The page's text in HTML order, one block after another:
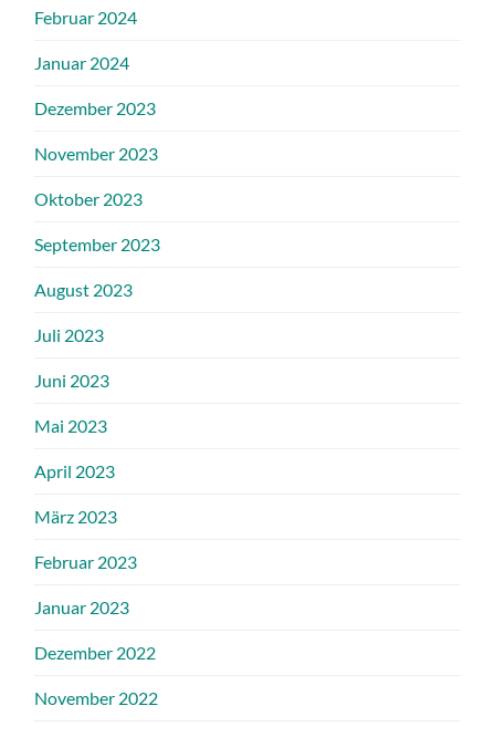
Februar 2024
Januar 2024
Dezember 2023
November 2023
Oktober 2023
September 2023
August 2023
Juli 2023
Juni 2023
Mai 2023
April 2023
März 2023
Februar 2023
Januar 2023
Dezember 2022
November 2022